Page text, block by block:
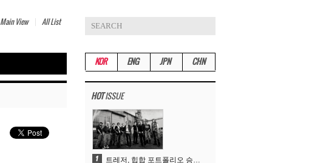
Main View All List
KOR ENG JPN CHN
HOTISSUE
트레저, 힙합 포트폴리오 승부수 통했다…데뷔 6주년 새 도약